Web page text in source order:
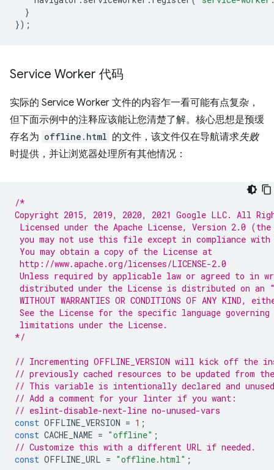
}
});
Service Worker 代码
实际的 Service Worker 文件的内容乍一看可能有点复杂，
但下面示例中的注释应该能让您清楚了解。核心思想是预缓
存名为 offline.html 的文件，该文件仅在导航请求失败
时提供，并让浏览器处理所有其他情况：
/*
Copyright 2015, 2019, 2020, 2021 Google LLC. All
Licensed under the Apache License, Version 2.0
you may not use this file except in compliance
You may obtain a copy of the License at
http://www.apache.org/licenses/LICENSE-2.0
Unless required by applicable law or agreed to in
distributed under the License is distributed on an
WITHOUT WARRANTIES OR CONDITIONS OF ANY
See the License for the specific language governing
limitations under the License.
*/
// Incrementing OFFLINE_VERSION will kick off the
// previously cached resources to be updated from
// This variable is intentionally declared and
// Add a comment for your linter if you want:
// eslint-disable-next-line no-unused-vars
const OFFLINE_VERSION = 1 ;
const CACHE_NAME = "offline" ;
// Customize this with a different URL if needed.
const OFFLINE_URL = "offline.html" ;